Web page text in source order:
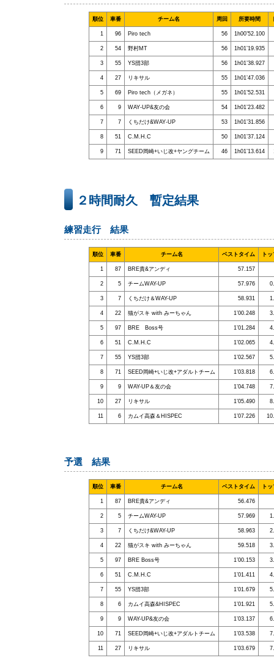
順位 車番 チーム名 周回 所要時間
1 96 Piro tech 56 1h00’52.100
2 54 野村MT 56 1h01’19.935
3 55 YS団3部 56 1h01’38.927
4 27 リキサル 55 1h01’47.036
5 69 Piro tech（メガネ） 55 1h01’52.531
6 9 WAY‐UP&友の会 54 1h01’23.482
7 7 くちだけ&WAY‐UP 53 1h01’31.856
8 51 C.M.H.C 50 1h01’37.124
9 71 SEED岡崎+いじ改+ヤングチーム 46 1h01’13.614
２時間耐久 暫定結果
練習走行 結果
順位 車番 チーム名 ベストタイム ト
1 87 BRE貴&アンディ 57.157
2 5 チームWAY-UP 57.976
3 7 くちだけ＆WAY-UP 58.931
4 22 猫がスキ with みーちゃん 1’00.248
5 97 BRE Boss号 1’01.284
6 51 C.M.H.C 1’02.065
7 55 YS団3部 1’02.567
8 71 SEED岡崎+いじ改+アダルトチーム 1’03.818
9 9 WAY-UP＆友の会 1’04.748
10 27 リキサル 1’05.490
11 6 カムイ高森＆HISPEC 1’07.226
予選 結果
順位 車番 チーム名 ベストタイム ト
1 87 BRE貴&アンディ 56.476
2 5 チームWAY-UP 57.969
3 7 くちだけ&WAY-UP 58.963
4 22 猫がスキ with みーちゃん 59.518
5 97 BRE Boss号 1’00.153
6 51 C.M.H.C 1’01.411
7 55 YS団3部 1’01.679
8 6 カムイ高森&HISPEC 1’01.921
9 9 WAY-UP&友の会 1’03.137
10 71 SEED岡崎+いじ改+アダルトチーム 1’03.538
11 27 リキサル 1’03.679